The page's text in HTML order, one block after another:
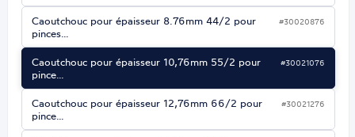
Caoutchouc pour épaisseur 8.76mm 44/2 pour
pinces…
#30020876
Caoutchouc pour épaisseur 10,76mm 55/2 pour
pince…
#30021076
Caoutchouc pour épaisseur 12,76mm 66/2 pour
pince…
#30021276